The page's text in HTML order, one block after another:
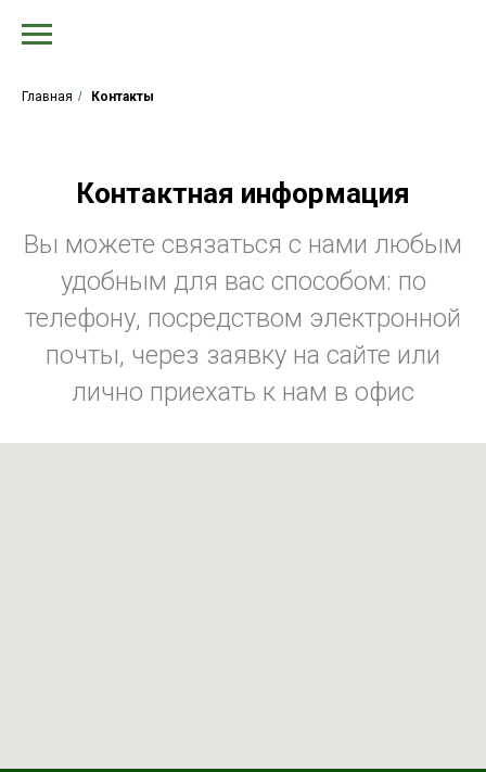
Главная / Контакты
Контактная информация
Вы можете связаться с нами любым
удобным для вас способом: по
телефону, посредством электронной
почты, через заявку на сайте или
лично приехать к нам в офис